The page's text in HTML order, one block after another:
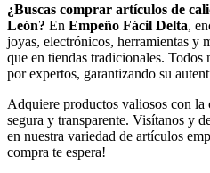
¿Buscas comprar artículos de
León? En Empeño Fácil Delta,
joyas, electrónicos, herramientas y
que en tiendas tradicionales. Todos
por expertos, garantizando su
Adquiere productos valiosos con la
segura y transparente. Visítanos y
en nuestra variedad de artículos
compra te espera!